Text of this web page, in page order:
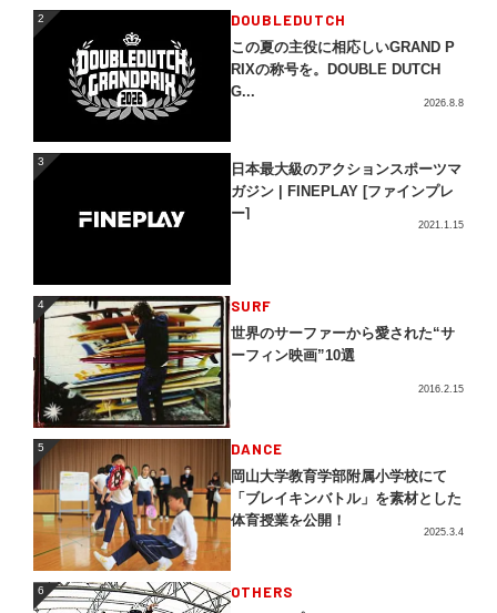
2 DOUBLEDUTCH
この夏の主役に相応しいGRAND P
RIXの称号を。DOUBLE DUTCH
G...
2026.8.8
3
日本最大級のアクションスポーツマ
ガジン | FINEPLAY [ファインプレ
ー]
2021.1.15
4 SURF
世界のサーファーから愛された“サ
ーフィン映画”10選
2016.2.15
5 DANCE
岡山大学教育学部附属小学校にて
「ブレイキンバトル」を素材とした
体育授業を公開！
2025.3.4
6 OTHERS